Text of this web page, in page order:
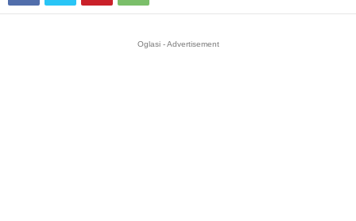
Oglasi - Advertisement